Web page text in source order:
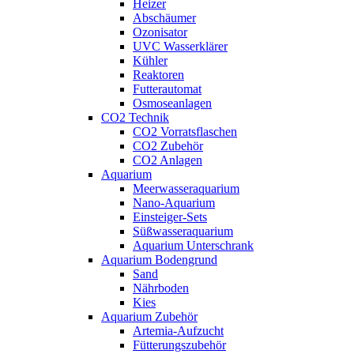
Heizer
Abschäumer
Ozonisator
UVC Wasserklärer
Kühler
Reaktoren
Futterautomat
Osmoseanlagen
CO2 Technik
CO2 Vorratsflaschen
CO2 Zubehör
CO2 Anlagen
Aquarium
Meerwasseraquarium
Nano-Aquarium
Einsteiger-Sets
Süßwasseraquarium
Aquarium Unterschrank
Aquarium Bodengrund
Sand
Nährboden
Kies
Aquarium Zubehör
Artemia-Aufzucht
Fütterungszubehör